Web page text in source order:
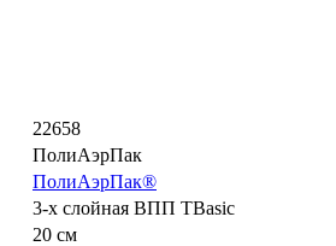
22658
ПолиАэрПак
ПолиАэрПак®
3-х слойная ВПП ТBasic
20 см